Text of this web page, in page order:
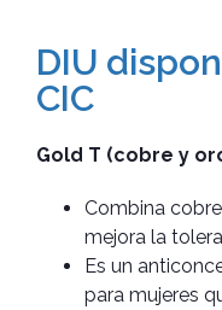
DIU
CIC
Gold T (cobre y
Combina
mejora la
Es un
para mujeres